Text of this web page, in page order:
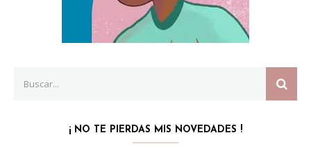
for:
¡ NO TE PIERDAS MIS NOVEDADES !